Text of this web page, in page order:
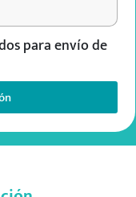
para envío de